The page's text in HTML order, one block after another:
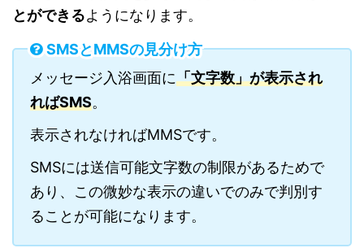
とができるようになります。
SMSとMMSの見分け方
メッセージ入浴画面に「文字数」が表示され
ればSMS。
表示されなければMMSです。
SMSには送信可能文字数の制限があるためで
あり、この微妙な表示の違いでのみで判別す
ることが可能になります。